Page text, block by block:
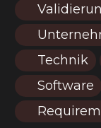
Technik
Software